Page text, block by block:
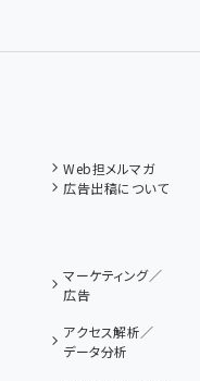
Web担メルマガ
広告出稿について
マーケティング／
広告
アクセス解析／
データ分析